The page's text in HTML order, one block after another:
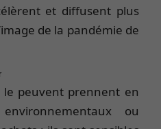
et diffusent plus
de la pandémie de
le peuvent prennent en
ou